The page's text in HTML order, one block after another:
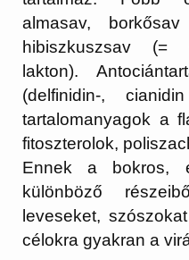
almasav,
hibiszkuszsav (=
lakton).
(delfinidin-,
tartalomanyagok a
fitoszterolok,
Ennek a bokros,
különböző
leveseket,
célokra gyakran a